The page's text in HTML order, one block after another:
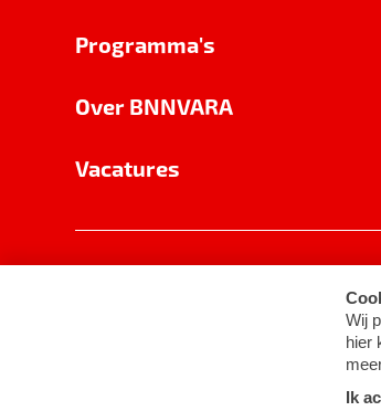
Programma's
Over BNNVARA
Vacatures
Cookie-instellingen